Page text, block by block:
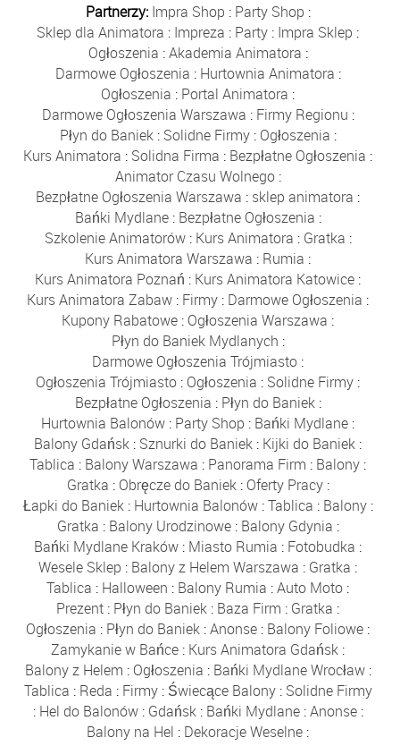
Partnerzy: Impra Shop : Party Shop :
Sklep dla Animatora : Impreza : Party : Impra Sklep :
Ogłoszenia :Akademia Animatora :
Darmowe Ogłoszenia : Hurtownia Animatora :
Ogłoszenia : Portal Animatora :
Darmowe Ogłoszenia Warszawa : Firmy Regionu :
Płyn do Baniek: Solidne Firmy: Ogłoszenia :
Kurs Animatora : Solidna Firma : Bezpłatne Ogłoszenia :
Animator Czasu Wolnego:
Bezpłatne Ogłoszenia Warszawa : sklep animatora :
Bańki Mydlane: Bezpłatne Ogłoszenia :
Szkolenie Animatorów: Kurs Animatora : Gratka :
Kurs Animatora Warszawa : Rumia :
Kurs Animatora Poznań : Kurs Animatora Katowice :
Kurs Animatora Zabaw : Firmy : Darmowe Ogłoszenia :
Kupony Rabatowe : Ogłoszenia Warszawa :
Płyn do Baniek Mydlanych :
Darmowe Ogłoszenia Trójmiasto :
Ogłoszenia Trójmiasto : Ogłoszenia : Solidne Firmy :
Bezpłatne Ogłoszenia : Płyn do Baniek:
Hurtownia Balonów : Party Shop : Bańki Mydlane :
Balony Gdańsk : Sznurki do Baniek : Kijki do Baniek :
Tablica : Balony Warszawa : Panorama Firm : Balony :
Gratka : Obręcze do Baniek: Oferty Pracy:
Łapki do Baniek: Hurtownia Balonów:Tablica : Balony:
Gratka : Balony Urodzinowe: Balony Gdynia :
Bańki Mydlane Kraków : Miasto Rumia : Fotobudka :
Wesele Sklep : Balony z Helem Warszawa : Gratka :
Tablica : Halloween : Balony Rumia :Auto Moto :
Prezent : Płyn do Baniek : Baza Firm : Gratka :
Ogłoszenia : Płyn do Baniek :Anonse : Balony Foliowe :
Zamykanie w Bańce : Kurs Animatora Gdańsk :
Balony z Helem : Ogłoszenia : Bańki Mydlane Wrocław:
Tablica : Reda : Firmy: Świecące Balony: Solidne Firmy
: Hel do Balonów: Gdańsk: Bańki Mydlane:Anonse:
Balony na Hel : Dekoracje Weselne :